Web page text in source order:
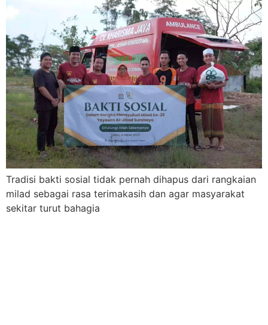
Tradisi bakti sosial tidak pernah dihapus dari rangkaian
milad sebagai rasa terimakasih dan agar masyarakat
sekitar turut bahagia